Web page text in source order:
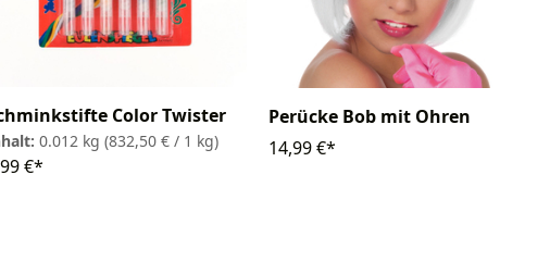
Color Twister
0.012 kg (832,50 € / 1 kg)
€*
Perücke Bob mit Ohren
14,99 €*